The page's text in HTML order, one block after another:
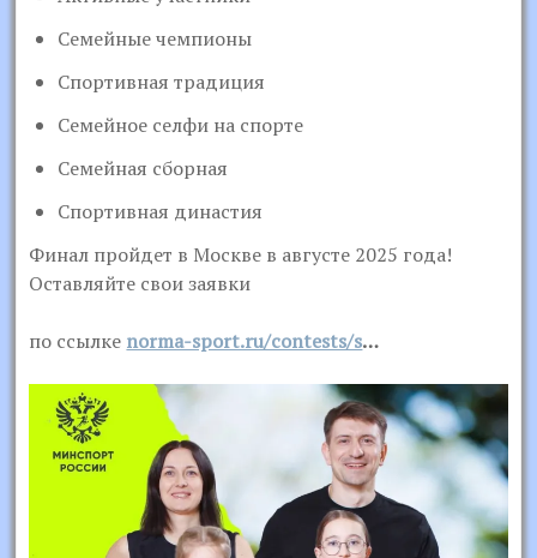
Семейные чемпионы
Спортивная традиция
Семейное селфи на спорте
Семейная сборная
Спортивная династия
Финал пройдет в Москве в августе 2025 года!
Оставляйте свои заявки
по ссылке norma-sport.ru/contests/s…